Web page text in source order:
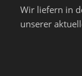
Wir liefern in
unserer